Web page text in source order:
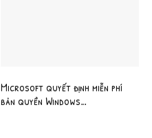
Microsoft quyết định miễn phí
bản quyền Windows…